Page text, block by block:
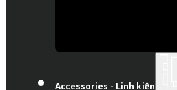
Accessories - Linh kiện